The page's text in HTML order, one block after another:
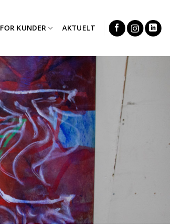
FOR KUNDER AKTUELT